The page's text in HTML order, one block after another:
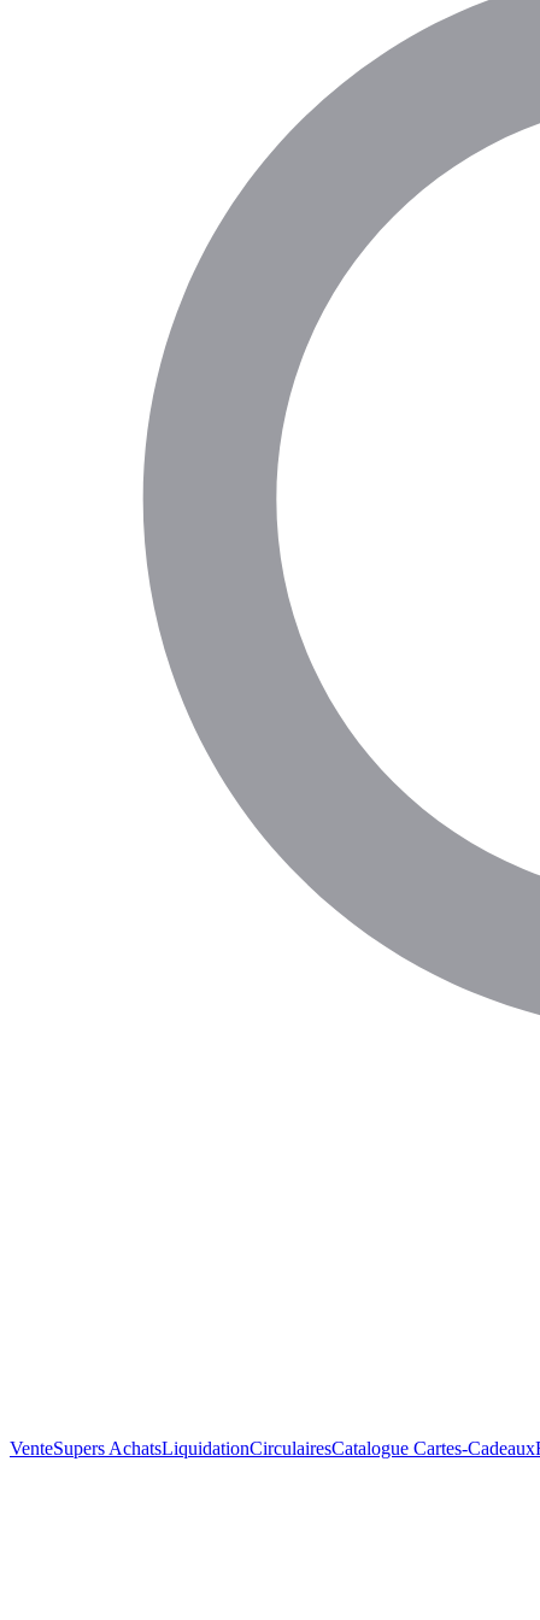
VenteSupers AchatsLiquidationCirculairesCatalogue Cartes-Cadeaux